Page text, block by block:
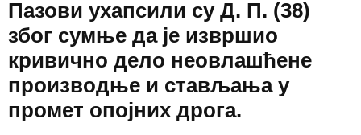
Пазови ухапсили су Д. П. (38)
због сумње да је извршио
кривично дело неовлашћене
производње и стављања у
промет опојних дрога.